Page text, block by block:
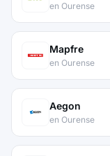
en Ourense
Mapfre
en Ourense
Aegon
en Ourense